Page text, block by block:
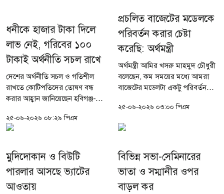
ধনীকে হাজার টাকা দিলে
লাভ নেই, গরিবের ১০০
টাকাই অর্থনীতি সচল রাখে
দেশের অর্থনীতি সচল ও গতিশীল
রাখতে কোটিপতিদের তোষণ বন্ধ
করার আহ্বান জানিয়েছেন হবিগঞ্জ-১
আইএমএফের সাবেক উপদেষ্টা ড.
রেজা কিবরিয়া। তিনি বলেছেন,
২৫-০৬-২০২৬ ০৮:২৯ পিএম
প্রচলিত বাজেটের মডেলকে
পরিবর্তন করার চেষ্টা
করেছি: অর্থমন্ত্রী
অর্থমন্ত্রী আমির খসরু মাহমুদ চৌধুরী
বলেছেন, কম সময়ের মধ্যে আমরা
বাজেটের মডেলটা একটু পরিবর্তন
বাজেটের সেই ফরমেট থেকে বেরিয়ে
এসে একটু নতুন মডেল
ওরিয়েন্টেশন...
২৫-০৬-২০২৬ ০৩:০০ পিএম
মুদিদোকান ও বিউটি
পারলার আসছে ভ্যাটের
আওতায়
বিভিন্ন সভা-সেমিনারের
ভাতা ও সম্মানীর ওপর
বাড়ল কর